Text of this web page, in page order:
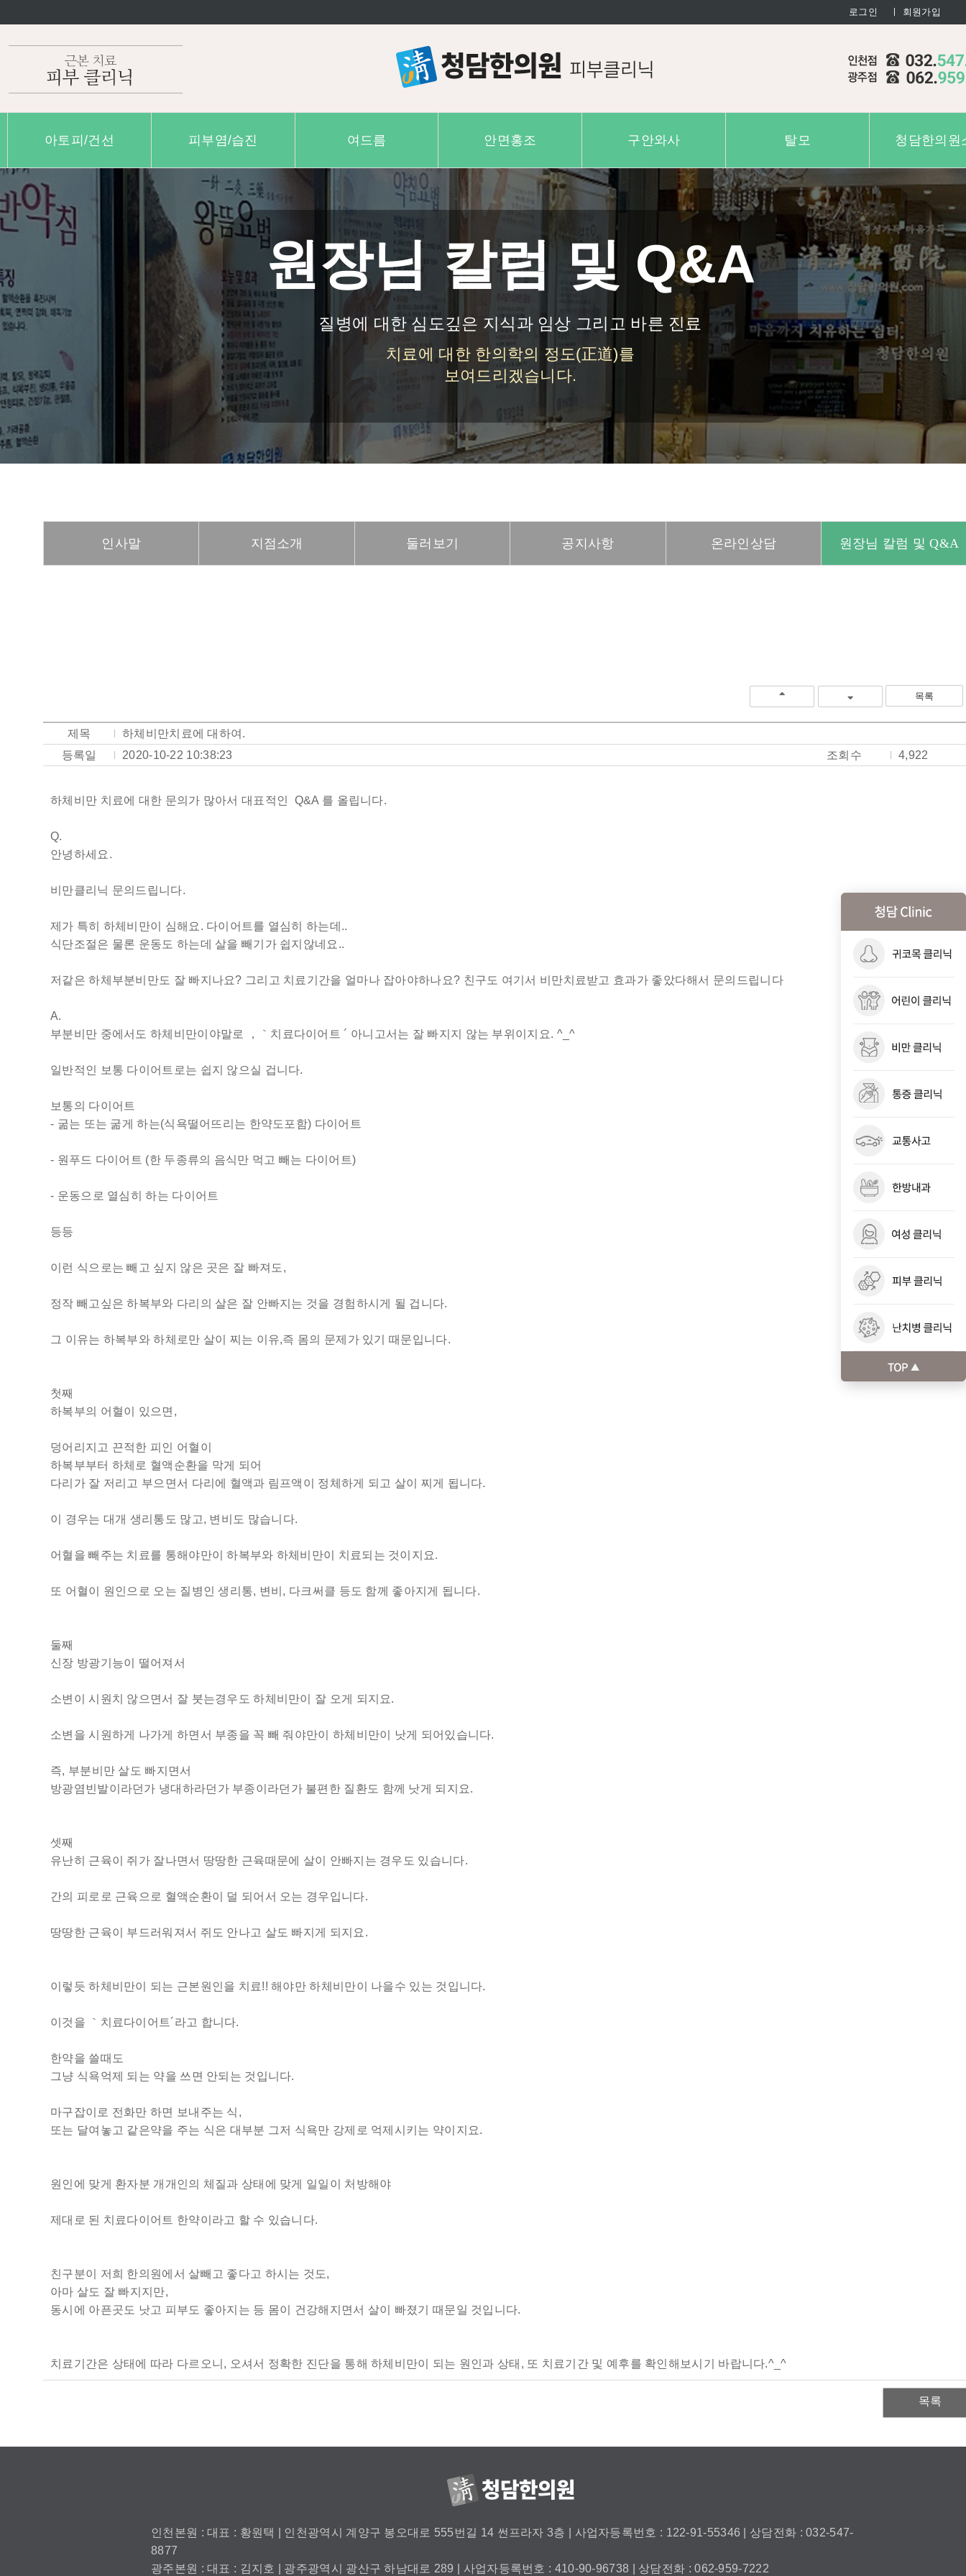
로그인 ㅣ 회원가입
아토피/건선 피부염/습진 여드름 안면홍조 구안와사 탈모 청담한의원
원장님 칼럼 및 Q&A
질병에 대한 심도깊은 지식과 임상 그리고 바른 진료
치료에 대한 한의학의 정도(正道)를
보여드리겠습니다.
인사말 지점소개 둘러보기 공지사항 온라인상담 원장님 칼럼 및 Q&A
목록
제목
하체비만치료에 대하여.
등록일
2020-10-22 10:38:23 조회수 4,922
하체비만 치료에 대한 문의가 많아서 대표적인 Q&A 를 올립니다.
Q.
안녕하세요.
비만클리닉 문의드립니다.
제가 특히 하체비만이 심해요. 다이어트를 열심히 하는데..
식단조절은 물론 운동도 하는데 살을 빼기가 쉽지않네요..
저같은 하체부분비만도 잘 빠지나요? 그리고 치료기간을 얼마나 잡아야하나요? 친구도 여기서 비만치료받고 효과가 좋았다해서 문의드립니다
A.
부분비만 중에서도 하체비만이야말로 ，｀치료다이어트 ´ 아니고서는 잘 빠지지 않는 부위이지요. ^_^
일반적인 보통 다이어트로는 쉽지 않으실 겁니다.
보통의 다이어트
- 굶는 또는 굶게 하는(식욕떨어뜨리는 한약도포함) 다이어트
- 원푸드 다이어트 (한 두종류의 음식만 먹고 빼는 다이어트)
- 운동으로 열심히 하는 다이어트
등등
이런 식으로는 빼고 싶지 않은 곳은 잘 빠져도,
정작 빼고싶은 하복부와 다리의 살은 잘 안빠지는 것을 경험하시게 될 겁니다.
그 이유는 하복부와 하체로만 살이 찌는 이유,즉 몸의 문제가 있기 때문입니다.
첫째
하복부의 어혈이 있으면,
덩어리지고 끈적한 피인 어혈이
하복부부터 하체로 혈액순환을 막게 되어
다리가 잘 저리고 부으면서 다리에 혈액과 림프액이 정체하게 되고 살이 찌게 됩니다.
이 경우는 대개 생리통도 많고, 변비도 많습니다.
어혈을 빼주는 치료를 통해야만이 하복부와 하체비만이 치료되는 것이지요.
또 어혈이 원인으로 오는 질병인 생리통, 변비, 다크써클 등도 함께 좋아지게 됩니다.
둘째
신장 방광기능이 떨어져서
소변이 시원치 않으면서 잘 붓는경우도 하체비만이 잘 오게 되지요.
소변을 시원하게 나가게 하면서 부종을 꼭 빼 줘야만이 하체비만이 낫게 되어있습니다.
즉, 부분비만 살도 빠지면서
방광염빈발이라던가 냉대하라던가 부종이라던가 불편한 질환도 함께 낫게 되지요.
셋째
유난히 근육이 쥐가 잘나면서 땅땅한 근육때문에 살이 안빠지는 경우도 있습니다.
간의 피로로 근육으로 혈액순환이 덜 되어서 오는 경우입니다.
땅땅한 근육이 부드러워져서 쥐도 안나고 살도 빠지게 되지요.
이렇듯 하체비만이 되는 근본원인을 치료!! 해야만 하체비만이 나을수 있는 것입니다.
이것을 ｀치료다이어트´라고 합니다.
한약을 쓸때도
그냥 식욕억제 되는 약을 쓰면 안되는 것입니다.
마구잡이로 전화만 하면 보내주는 식,
또는 달여놓고 같은약을 주는 식은 대부분 그저 식욕만 강제로 억제시키는 약이지요.
원인에 맞게 환자분 개개인의 체질과 상태에 맞게 일일이 처방해야
제대로 된 치료다이어트 한약이라고 할 수 있습니다.
친구분이 저희 한의원에서 살빼고 좋다고 하시는 것도,
아마 살도 잘 빠지지만,
동시에 아픈곳도 낫고 피부도 좋아지는 등 몸이 건강해지면서 살이 빠졌기 때문일 것입니다.
치료기간은 상태에 따라 다르오니, 오셔서 정확한 진단을 통해 하체비만이 되는 원인과 상태, 또 치료기간 및 예후를 확인해보시기 바랍니다.^_^
목록
인천본원 : 대표 : 황원택 | 인천광역시 계양구 봉오대로 555번길 14 썬프라자 3층 | 사업자등록번호 : 122-91-55346 | 상담전화 : 032-547-
8877
광주본원 : 대표 : 김지호 | 광주광역시 광산구 하남대로 289 | 사업자등록번호 : 410-90-96738 | 상담전화 : 062-959-7222